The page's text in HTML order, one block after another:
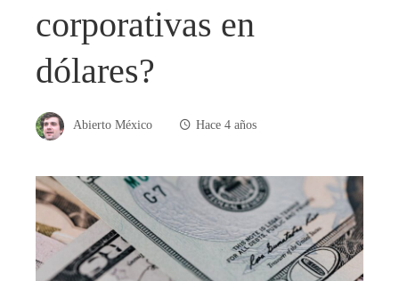
corporativas en
dólares?
Abierto México Hace 4 años